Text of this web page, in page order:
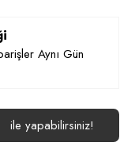
Aynı Gün
ile yapabilirsiniz!